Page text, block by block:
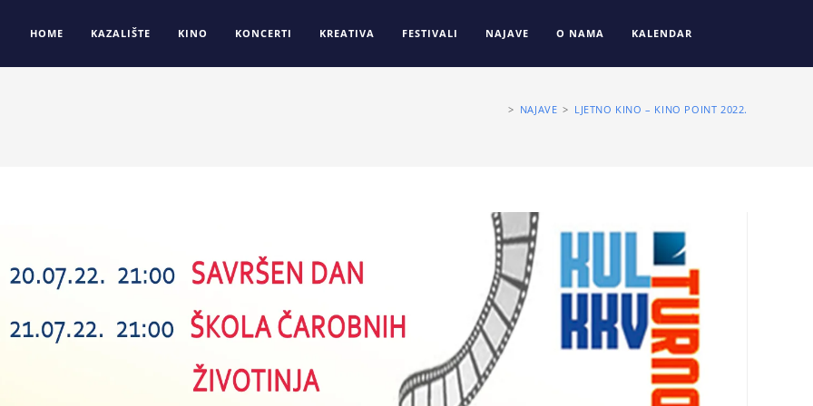
HOME KAZALIŠTE KINO KONCERTI KREATIVA FESTIVALI NAJAVE O NAMA KALENDAR
> NAJAVE > LJETNO KINO – KINO POINT 2022.